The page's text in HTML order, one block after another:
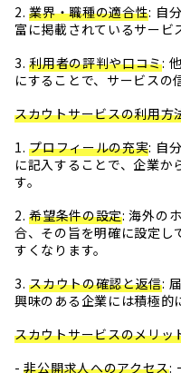
2.業界・職種の適合性: 自
富に掲載されているサービ
3.利用者の評判や口コミ:
にすることで、サービスの
スカウトサービスの利用方
1.プロフィールの充実: 自
に記入することで、企業か
す。
2.希望条件の設定: 海外の
合、その旨を明確に設定し
すくなります。
3.スカウトの確認と返信:
興味のある企業には積極的
スカウトサービスのメリッ
-非公開求人へのアクセス: